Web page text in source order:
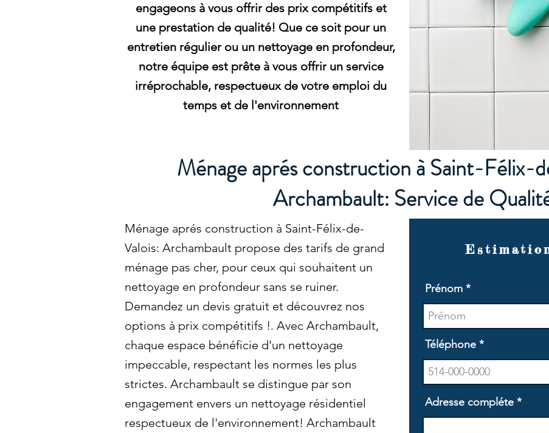
engageons à vous offrir des prix compétitifs et
une prestation de qualité! Que ce soit pour un
entretien régulier ou un nettoyage en profondeur,
notre équipe est prête à vous offrir un service
irréprochable, respectueux de votre emploi du
temps et de l'environnement
Ménage aprés construction à Saint-Félix-
Archambault: Service de
Ménage aprés construction à Saint-Félix-de-
Valois: Archambault propose des tarifs de grand
ménage pas cher, pour ceux qui souhaitent un
nettoyage en profondeur sans se ruiner.
Demandez un devis gratuit et découvrez nos
options à prix compétitifs !. Avec Archambault,
chaque espace bénéficie d'un nettoyage
impeccable, respectant les normes les plus
strictes. Archambault se distingue par son
engagement envers un nettoyage résidentiel
respectueux de l'environnement! Archambault
Prénom
Téléphone
Adresse compléte